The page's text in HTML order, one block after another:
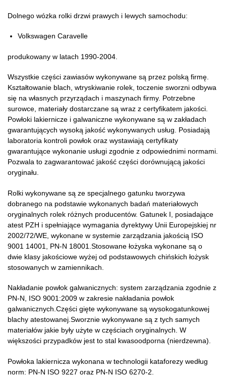
Dolnego wózka rolki drzwi prawych i lewych samochodu:
Volkswagen Caravelle
produkowany w latach 1990-2004.
Wszystkie części zawiasów wykonywane są przez polską firmę.
Kształtowanie blach, wtryskiwanie rolek, toczenie sworzni odbywa
się na własnych przyrządach i maszynach firmy. Potrzebne
surowce, materiały dostarczane są wraz z certyfikatem jakości.
Powłoki lakiernicze i galwaniczne wykonywane są w zakładach
gwarantujących wysoką jakość wykonywanych usług. Posiadają
laboratoria kontroli powłok oraz wystawiają certyfikaty
gwarantujące wykonanie usługi zgodnie z odpowiednimi normami.
Pozwala to zagwarantować jakość części dorównującą jakości
oryginału.
Rolki wykonywane są ze specjalnego gatunku tworzywa
dobranego na podstawie wykonanych badań materiałowych
oryginalnych rolek różnych producentów. Gatunek I, posiadające
atest PZH i spełniające wymagania dyrektywy Unii Europejskiej nr
2002/72/WE, wykonane w systemie zarządzania jakością ISO
9001 14001, PN-N 18001.Stosowane łożyska wykonane są o
dwie klasy jakościowe wyżej od podstawowych chińskich łożysk
stosowanych w zamiennikach.
Nakładanie powłok galwanicznych: system zarządzania zgodnie z
PN-N, ISO 9001:2009 w zakresie nakładania powłok
galwanicznych.Części gięte wykonywane są wysokogatunkowej
blachy atestowanej.Sworznie wykonywane są z tych samych
materiałów jakie były użyte w częściach oryginalnych. W
większości przypadków jest to stal kwasoodporna (nierdzewna).
Powłoka lakiernicza wykonana w technologii kataforezy według
norm: PN-N ISO 9227 oraz PN-N ISO 6270-2.